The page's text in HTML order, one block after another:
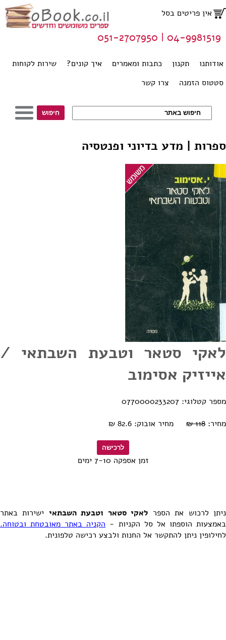
אין פריטים בסל
אודותנו תקנון כתבות ומאמרים איך קונים?
שירות לקוחות
סטטוס הזמנה
צרו קשר
04-9981519 | 051-2707950
ספרות | מדע בדיוני ופנטסיה
לאקי סטאר וטבעת השבתאי /
אייזיק אסימוב
מספר קטלוגי: 0770000233207
מחיר: 118 ₪ מחיר אובוק: 82.6 ₪
זמן אספקה 7-10 ימים
ניתן לרכוש את הספר לאקי סטאר וטבעת השבתאי ישירות באתר
באמצעות הוספתו אל סל הקניות - הקניה באתר מאובטחת ובטוחה.
לחילופין ניתן להתקשר אל החנות ולבצע רכישה טלפונית.